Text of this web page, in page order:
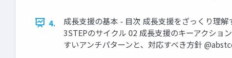
4.
成⻑⽀援の基本 - ⽬次 成⻑⽀援をざっくり理
3STEPのサイクル 02 成⻑⽀援のキーアクショ
すいアンチパターンと、対応すべき⽅針